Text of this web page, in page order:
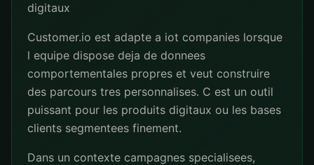
digitaux
Customer.io est adapte a iot companies lorsque
l equipe dispose deja de donnees
comportementales propres et veut construire
des parcours tres personnalises. C est un outil
puissant pour les produits digitaux ou les bases
clients segmentees finement.
Dans un contexte campagnes specialisees,